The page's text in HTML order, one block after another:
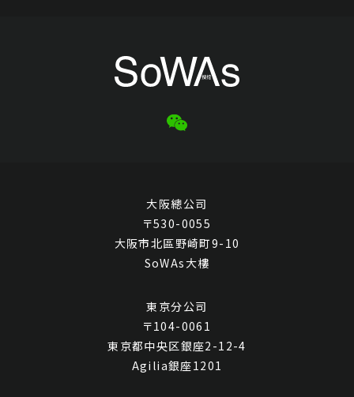
大阪總公司
〒530-0055
大阪市北區野崎町9-10
SoWAs大樓
東京分公司
〒104-0061
東京都中央区銀座2-12-4
Agilia銀座1201